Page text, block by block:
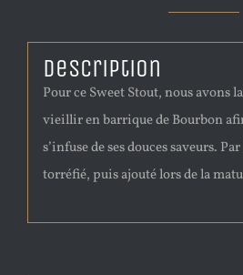
Description
Pour ce Sweet Stout, nous avons
vieillir en barrique de Bourbon
s’infuse de ses douces saveurs.
torréfié, puis ajouté lors de la